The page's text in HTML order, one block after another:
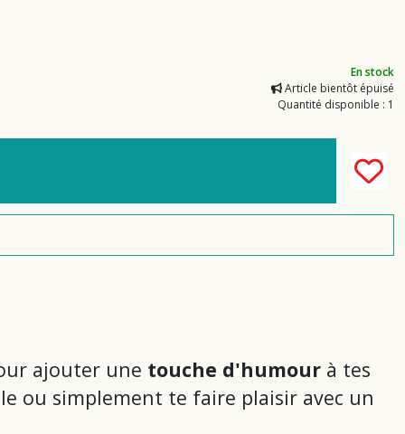
En stock
Article bientôt épuisé
Quantité disponible : 1
ajouter une touche d'humour à tes
ou simplement te faire plaisir avec un